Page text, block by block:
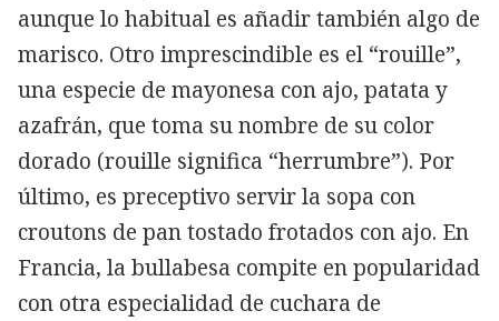
aunque lo habitual es añadir también algo de
marisco. Otro imprescindible es el “rouille”,
una especie de mayonesa con ajo, patata y
azafrán, que toma su nombre de su color
dorado (rouille significa “herrumbre”). Por
último, es preceptivo servir la sopa con
croutons de pan tostado frotados con ajo. En
Francia, la bullabesa compite en popularidad
con otra especialidad de cuchara de